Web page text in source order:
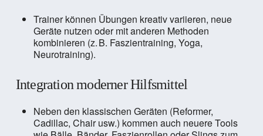
Trainer können Übungen kreativ variieren, neue
Geräte nutzen oder mit anderen Methoden
kombinieren (z. B. Faszientraining, Yoga,
Neurotraining).
Integration moderner Hilfsmittel
Neben den klassischen Geräten (Reformer,
Cadillac, Chair usw.) kommen auch neuere Tools